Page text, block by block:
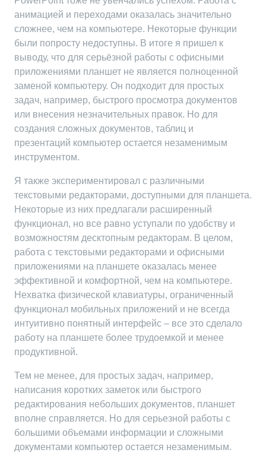
анимацией и переходами оказалась значительно
сложнее, чем на компьютере. Некоторые функции
были попросту недоступны. В итоге я пришел к
выводу, что для серьёзной работы с офисными
приложениями планшет не является полноценной
заменой компьютеру. Он подходит для простых
задач, например, быстрого просмотра документов
или внесения незначительных правок. Но для
создания сложных документов, таблиц и
презентаций компьютер остается незаменимым
инструментом.
Я также экспериментировал с различными
текстовыми редакторами, доступными для планшета.
Некоторые из них предлагали расширенный
функционал, но все равно уступали по удобству и
возможностям десктопным редакторам. В целом,
работа с текстовыми редакторами и офисными
приложениями на планшете оказалась менее
эффективной и комфортной, чем на компьютере.
Нехватка физической клавиатуры, ограниченный
функционал мобильных приложений и не всегда
интуитивно понятный интерфейс – все это сделало
работу на планшете более трудоемкой и менее
продуктивной.
Тем не менее, для простых задач, например,
написания коротких заметок или быстрого
редактирования небольших документов, планшет
вполне справляется. Но для серьезной работы с
большими объемами информации и сложными
документами компьютер остается незаменимым.